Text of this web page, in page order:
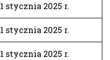
1 stycznia 2025 r.
1 stycznia 2025 r.
1 stycznia 2025 r.